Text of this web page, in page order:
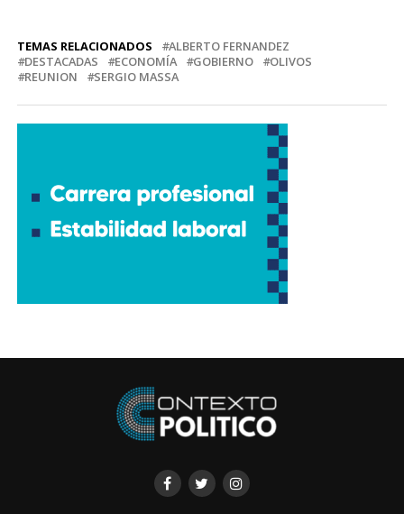
TEMAS RELACIONADOS
ALBERTO FERNANDEZ
DESTACADAS
ECONOMÍA GOBIERNO
OLIVOS
REUNION
SERGIO MASSA